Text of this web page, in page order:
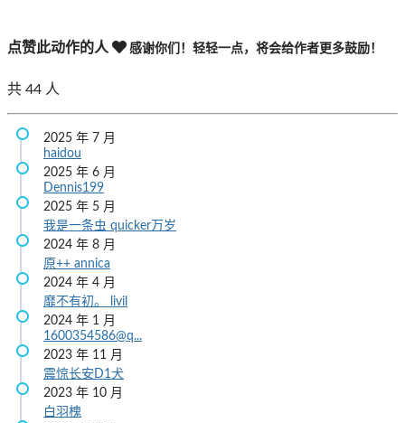
点赞此动作的人 感谢你们！轻轻一点，将会给作者更多鼓励！
共 44 人
2025 年 7 月
haidou
2025 年 6 月
Dennis199
2025 年 5 月
我是一条虫 quicker万岁
2024 年 8 月
原++ annica
2024 年 4 月
靡不有初。
livil
2024 年 1 月
1600354586@q...
2023 年 11 月
震惊长安D1犬
2023 年 10 月
白羽槐